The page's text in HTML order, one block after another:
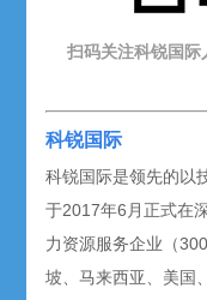
扫码关注科锐国际
科锐国际
科锐国际是领先的以
于2017年6月正式在
力资源服务企业（
坡、马来西亚、美国